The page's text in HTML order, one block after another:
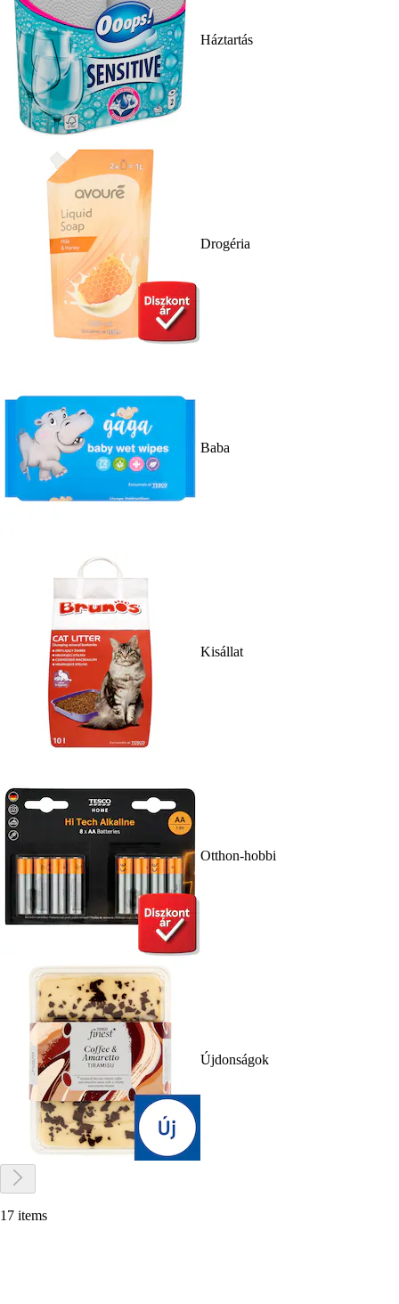
Háztartás
Drogéria
Baba
Kisállat
Otthon-hobbi
Újdonságok
17 items